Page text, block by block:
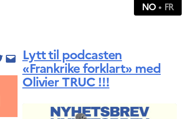
NO FR
Lytt til podcasten
«Frankrike forklart» med
Olivier TRUC !!!